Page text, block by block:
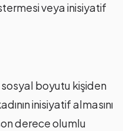
veya inisiyatif
boyutu kişiden
inisiyatif almasını
derece olumlu